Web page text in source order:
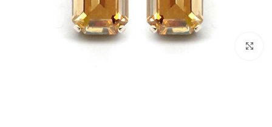
לחצי להגדלה